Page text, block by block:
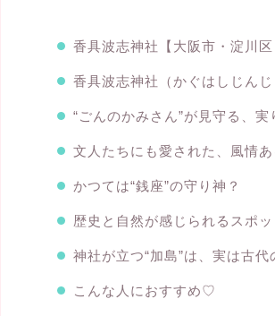
香具波志神社【大阪市・淀川区
香具波志神社（かぐはしじん
“ごんのかみさん”が見守る、実
文人たちにも愛された、風情あ
かつては“銭座”の守り神？
歴史と自然が感じられるスポッ
神社が立つ“加島”は、実は古代
こんな人におすすめ♡